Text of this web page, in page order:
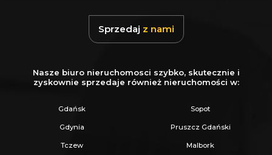
Sprzedaj z nami
Nasze biuro nieruchomosci szybko, skutecznie i
zyskownie sprzedaje również nieruchomości w:
Gdańsk Sopot
Gdynia Pruszcz Gdański
Tczew Malbork